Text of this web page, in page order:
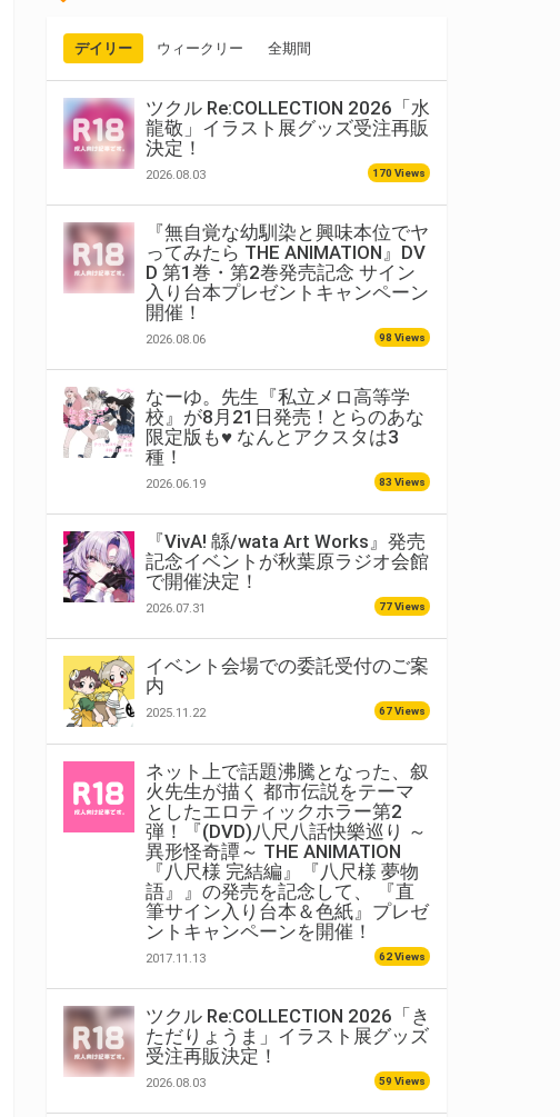
デイリー ウィークリー 全期間
ツクル Re:COLLECTION 2026「水
龍敬」イラスト展グッズ受注再販
決定！
2026.08.03 170 Views
『無自覚な幼馴染と興味本位でヤ
ってみたら THE ANIMATION』DV
D 第1巻・第2巻発売記念 サイン
入り台本プレゼントキャンペーン
開催！
2026.08.06 98 Views
なーゆ。先生『私立メロ高等学
校』が8月21日発売！とらのあな
限定版も♥ なんとアクスタは3
種！
2026.06.19 83 Views
『VivA! 緜/wata Art Works』発売
記念イベントが秋葉原ラジオ会館
で開催決定！
2026.07.31 77 Views
イベント会場での委託受付のご案
内
2025.11.22 67 Views
ネット上で話題沸騰となった、叙
火先生が描く 都市伝説をテーマ
としたエロティックホラー第2
弾！『(DVD)八尺八話快樂巡り ～
異形怪奇譚～ THE ANIMATION
『八尺様 完結編』『八尺様 夢物
語』』の発売を記念して、 『直
筆サイン入り台本＆色紙』プレゼ
ントキャンペーンを開催！
2017.11.13 62 Views
ツクル Re:COLLECTION 2026「き
ただりょうま」イラスト展グッズ
受注再販決定！
2026.08.03 59 Views